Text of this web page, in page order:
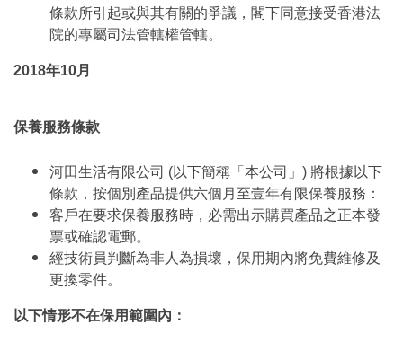
條款所引起或與其有關的爭議，閣下同意接受香港法
院的專屬司法管轄權管轄。
2018年10月
保養服務條款
河田生活有限公司 (以下簡稱「本公司」) 將根據以下
條款，按個別產品提供六個月至壹年有限保養服務：
客戶在要求保養服務時，必需出示購買產品之正本發
票或確認電郵。
經技術員判斷為非人為損壞，保用期內將免費維修及
更換零件。
以下情形不在保用範圍內：